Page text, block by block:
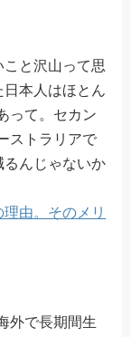
と沢山って思
日本人はほとん
って。セカン
ストラリアで
るんじゃないか
由。そのメリ
外で長期間生